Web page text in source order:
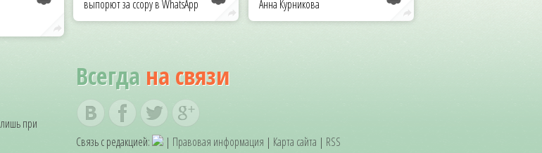
выпорют за ссору в WhatsApp
Анна Курникова
при
Всегда на связи
Связь с редакцией: | Правовая информация | Карта сайта | RSS